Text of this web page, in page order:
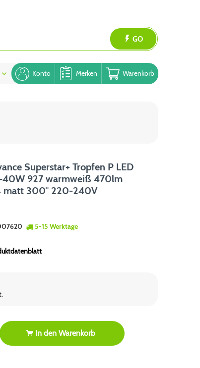
GO
Konto Merken Warenkorb
Blog
Superstar+ Tropfen P LED
40W 927 warmweiß 470lm
matt 300° 220-240V
5-15 Werktage
In den Warenkorb